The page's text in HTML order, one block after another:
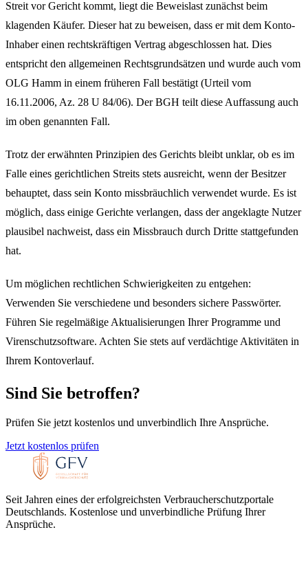
Streit vor Gericht kommt, liegt die Beweislast zunächst beim
klagenden Käufer. Dieser hat zu beweisen, dass er mit dem Konto-
Inhaber einen rechtskräftigen Vertrag abgeschlossen hat. Dies
entspricht den allgemeinen Rechtsgrundsätzen und wurde auch vom
OLG Hamm in einem früheren Fall bestätigt (Urteil vom
16.11.2006, Az. 28 U 84/06). Der BGH teilt diese Auffassung auch
im oben genannten Fall.
Trotz der erwähnten Prinzipien des Gerichts bleibt unklar, ob es im
Falle eines gerichtlichen Streits stets ausreicht, wenn der Besitzer
behauptet, dass sein Konto missbräuchlich verwendet wurde. Es ist
möglich, dass einige Gerichte verlangen, dass der angeklagte Nutzer
plausibel nachweist, dass ein Missbrauch durch Dritte stattgefunden
hat.
Um möglichen rechtlichen Schwierigkeiten zu entgehen:
Verwenden Sie verschiedene und besonders sichere Passwörter.
Führen Sie regelmäßige Aktualisierungen Ihrer Programme und
Virenschutzsoftware. Achten Sie stets auf verdächtige Aktivitäten in
Ihrem Kontoverlauf.
Sind Sie betroffen?
Prüfen Sie jetzt kostenlos und unverbindlich Ihre Ansprüche.
Jetzt kostenlos prüfen
Seit Jahren eines der erfolgreichsten Verbraucherschutzportale
Deutschlands. Kostenlose und unverbindliche Prüfung Ihrer
Ansprüche.